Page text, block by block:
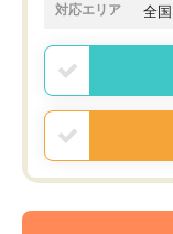
対応エリア 全国